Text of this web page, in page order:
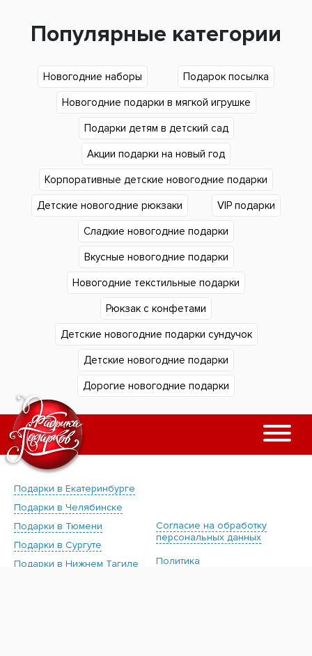
Популярные категории
Новогодние наборы Подарок посылка
Новогодние подарки в мягкой игрушке
Подарки детям в детский сад
Акции подарки на новый год
Корпоративные детские новогодние подарки
Детские новогодние рюкзаки VIP подарки
Сладкие новогодние подарки
Вкусные новогодние подарки
Новогодние текстильные подарки
Рюкзак с конфетами
Детские новогодние подарки сундучок
Детские новогодние подарки
Дорогие новогодние подарки
Подарки в Екатеринбурге
Подарки в Челябинске
Подарки в Тюмени
Подарки в Сургуте
Подарки в Нижнем Тагиле
Согласие на обработку
персональных данных
Политика